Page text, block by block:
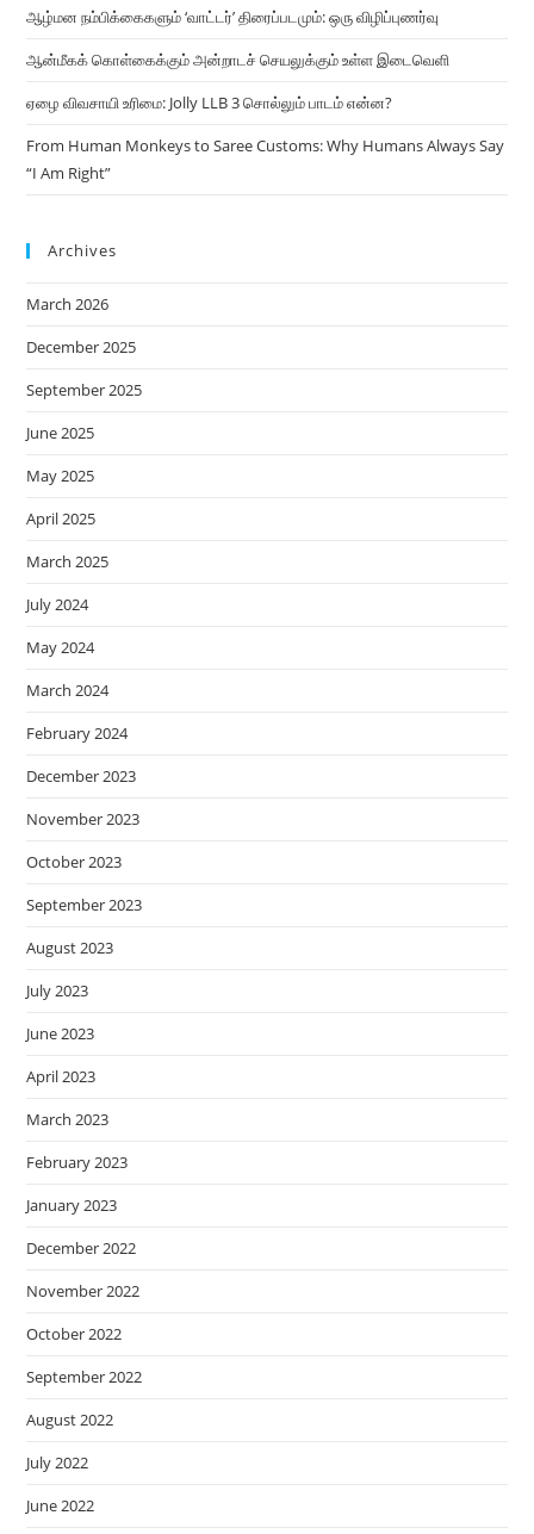
ஆழ்மன நம்பிக்கைகளும் ‘வாட்டர்’ திரைப்படமும்: ஒரு விழிப்புணர்வு
ஆன்மீகக் கொள்கைக்கும் அன்றாடச் செயலுக்கும் உள்ள இடைவெளி
ஏழை விவசாயி உரிமை: Jolly LLB 3 சொல்லும் பாடம் என்ன?
From Human Monkeys to Saree Customs: Why Humans Always Say
“I Am Right”
Archives
March 2026
December 2025
September 2025
June 2025
May 2025
April 2025
March 2025
July 2024
May 2024
March 2024
February 2024
December 2023
November 2023
October 2023
September 2023
August 2023
July 2023
June 2023
April 2023
March 2023
February 2023
January 2023
December 2022
November 2022
October 2022
September 2022
August 2022
July 2022
June 2022